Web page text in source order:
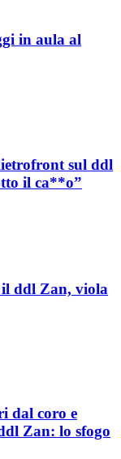
in aula al
sul ddl
il ca**o”
ddl Zan, viola
dal coro e
Zan: lo sfogo